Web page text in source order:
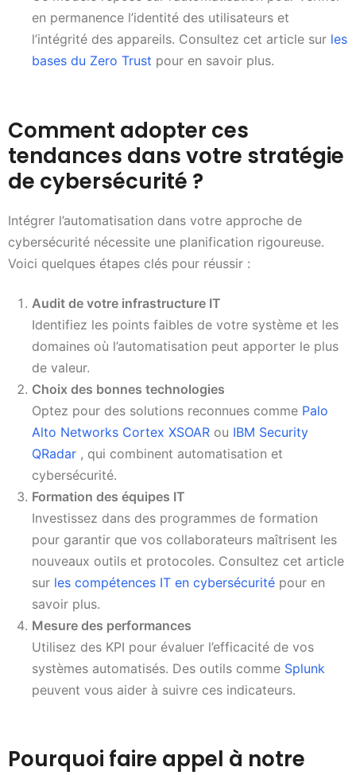
en permanence l’identité des utilisateurs et
l’intégrité des appareils. Consultez cet article sur les
bases du Zero Trust pour en savoir plus.
Comment adopter ces
tendances dans votre stratégie
de cybersécurité ?
Intégrer l’automatisation dans votre approche de
cybersécurité nécessite une planification rigoureuse.
Voici quelques étapes clés pour réussir :
Audit de votre infrastructure IT
Identifiez les points faibles de votre système et les
domaines où l’automatisation peut apporter le plus
de valeur.
Choix des bonnes technologies
Optez pour des solutions reconnues comme Palo
Alto Networks Cortex XSOAR ou IBM Security
QRadar , qui combinent automatisation et
cybersécurité.
Formation des équipes IT
Investissez dans des programmes de formation
pour garantir que vos collaborateurs maîtrisent les
nouveaux outils et protocoles. Consultez cet article
sur les compétences IT en cybersécurité pour en
savoir plus.
Mesure des performances
Utilisez des KPI pour évaluer l’efficacité de vos
systèmes automatisés. Des outils comme Splunk
peuvent vous aider à suivre ces indicateurs.
Pourquoi faire appel à notre